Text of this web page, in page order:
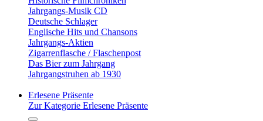
Jahrgangs-Musik CD
Deutsche Schlager
Englische Hits und Chansons
Jahrgangs-Aktien
Zigarrenflasche / Flaschenpost
Das Bier zum Jahrgang
Jahrgangstruhen ab 1930
Erlesene Präsente
Zur Kategorie Erlesene Präsente